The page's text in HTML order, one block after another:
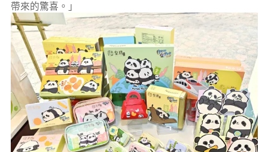
帶來的驚喜。」